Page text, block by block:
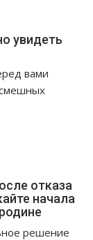
увидеть
вами
отказа
начала
решение